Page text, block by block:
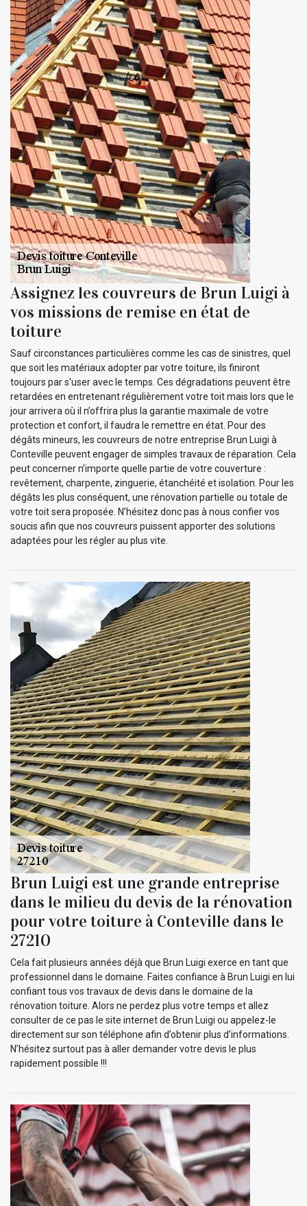
Assignez les couvreurs de Brun Luigi à
vos missions de remise en état de
toiture
Sauf circonstances particulières comme les cas de sinistres, quel
que soit les matériaux adopter par votre toiture, ils finiront
toujours par s'user avec le temps. Ces dégradations peuvent être
retardées en entretenant régulièrement votre toit mais lors que le
jour arrivera où il n’offrira plus la garantie maximale de votre
protection et confort, il faudra le remettre en état. Pour des
dégâts mineurs, les couvreurs de notre entreprise Brun Luigi à
Conteville peuvent engager de simples travaux de réparation. Cela
peut concerner n’importe quelle partie de votre couverture :
revêtement, charpente, zinguerie, étanchéité et isolation. Pour les
dégâts les plus conséquent, une rénovation partielle ou totale de
votre toit sera proposée. N’hésitez donc pas à nous confier vos
soucis afin que nos couvreurs puissent apporter des solutions
adaptées pour les régler au plus vite.
Brun Luigi est une grande entreprise
dans le milieu du devis de la rénovation
pour votre toiture à Conteville dans le
27210
Cela fait plusieurs années déjà que Brun Luigi exerce en tant que
professionnel dans le domaine. Faites confiance à Brun Luigi en lui
confiant tous vos travaux de devis dans le domaine de la
rénovation toiture. Alors ne perdez plus votre temps et allez
consulter de ce pas le site internet de Brun Luigi ou appelez-le
directement sur son téléphone afin d’obtenir plus d’informations.
N’hésitez surtout pas à aller demander votre devis le plus
rapidement possible !!!